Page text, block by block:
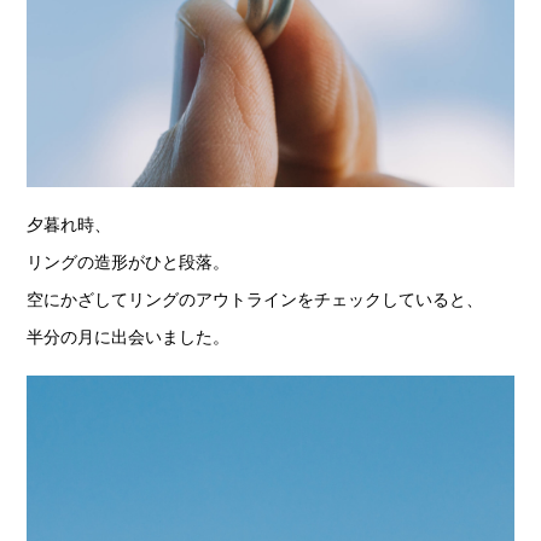
夕暮れ時、
リングの造形がひと段落。
空にかざしてリングのアウトラインをチェックしていると、
半分の月に出会いました。